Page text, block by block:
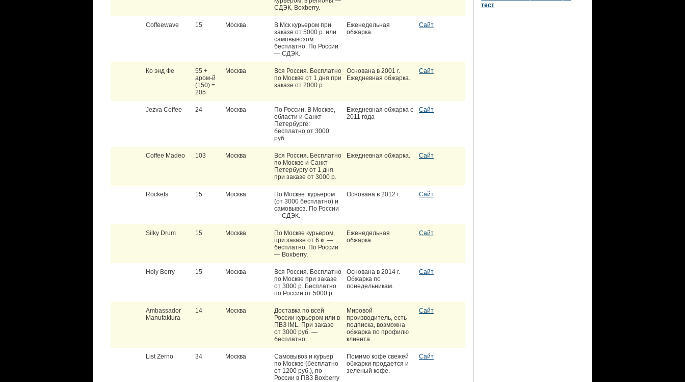
СДЭК, Boxberry.
Coffeewave 15 Москва
В Мск курьером при
заказе от 5000 р. или
самовывозом
бесплатно. По России
— СДЭК.
Еженедельная
обжарка.
Сайт
Ко энд Фе
55 +
аром-й
(150) =
205
Москва
Вся Россия. Бесплатно
по Москве от 1 дня при
заказе от 2000 р.
Основана в 2001 г.
Ежедневная обжарка.
Сайт
Jezva Coffee 24 Москва
По России. В Москве,
области и Санкт-
Петербурге:
бесплатно от 3000
руб.
Ежедневная обжарка с
2011 года
Сайт
Coffee Madeo 103 Москва
Вся Россия. Бесплатно
по Москве и Санкт-
Петербургу от 1 дня
при заказе от 3000 р.
Ежедневная обжарка. Сайт
Rockets 15 Москва
По Москве: курьером
(от 3000 бесплатно) и
самовывоз. По России
— СДЭК.
Основана в 2012 г. Сайт
Silky Drum 15 Москва
По Москве курьером,
при заказе от 6 кг —
бесплатно. По России
— Boxberry.
Еженедельная
обжарка.
Сайт
Holy Berry 15 Москва
Вся Россия. Бесплатно
по Москве при заказе
от 3000 р. Бесплатно
по России от 5000 р.
Основана в 2014 г.
Обжарка по
понедельникам.
Сайт
Ambassador
Manufaktura
14 Москва
Доставка по всей
России курьером или в
ПВЗ IML. При заказе
от 3000 руб. —
бесплатно.
Мировой
производитель, есть
подписка, возможна
обжарка по профилю
клиента.
Сайт
List Zerno 34 Москва
Самовывоз и курьер
по Москве (бесплатно
от 1200 руб.), по
России в ПВЗ Boxberry
Помимо кофе свежей
обжарки продается и
зеленый кофе.
Сайт
тест